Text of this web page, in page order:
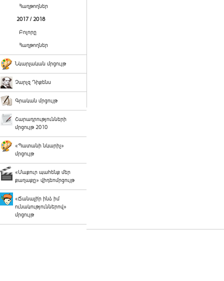
Հաղթողներ
2017 / 2018
Բոլորը
Հաղթողներ
Նկարչական մրցույթ
Չարլզ Դիքենս
Գրական մրցույթ
Շարադրությունների
մրցույթ 2010
«Պատանի նկարիչ»
մրցույթ
«Մաքուր պահենք մեր
քաղաքը» վիդեոմրցույթ
«Ճանաչի՛ր ինձ իմ
ունակություններով»
մրցույթ